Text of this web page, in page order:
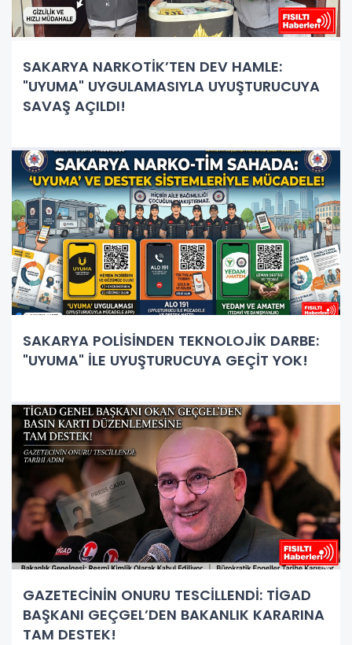
SAKARYA NARKOTİK’TEN DEV HAMLE:
"UYUMA" UYGULAMASIYLA UYUŞTURUCUYA
SAVAŞ AÇILDI!
SAKARYA POLİSİNDEN TEKNOLOJİK DARBE:
"UYUMA" İLE UYUŞTURUCUYA GEÇİT YOK!
GAZETECİNİN ONURU TESCİLLENDİ: TİGAD
BAŞKANI GEÇGEL’DEN BAKANLIK KARARINA
TAM DESTEK!